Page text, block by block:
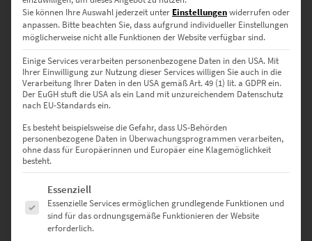
EZ00145 Watching Liberty from the Side
€24,90 919,00
Enthält 19% Mwst.
zzgl.Versand
Lieferzeit: ca. 10 Werktage
Sie können Ihre Auswahl jederzeit unter Einstellungenwiderrufen oder
anpassen. Bitte beachten Sie, dass aufgrund individueller Einstellungen
möglicherweise nicht alle Funktionen der Website verfügbar sind.
Einige Services verarbeiten personenbezogene Daten in den USA. Mit
Ihrer Einwilligung zur Nutzung dieser Services willigen Sie auch in die
Verarbeitung Ihrer Daten in den USA gemäß Art. 49 (1) lit. a GDPR ein.
Der EuGH stuft die USA als ein Land mit unzureichendem Datenschutz
nach EU-Standards ein.
Es besteht beispielsweise die Gefahr, dass US-Behörden
personenbezogene Daten in Überwachungsprogrammen verarbeiten,
ohne dass für Europäerinnen und Europäer eine Klagemöglichkeit
besteht.
Es folgt eine Liste der Service-Gruppen, für die eine Einwilligung
Essenziell
Essenzielle Services ermöglichen grundlegende Funktionen und
sind für das ordnungsgemäße Funktionieren der Website
erforderlich.